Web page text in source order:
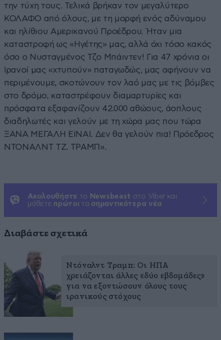
την τύχη τους. Τελικά βρήκαν τον μεγαλύτερο
ΚΟΛΑΦΟ από όλους, με τη μορφή ενός αδύναμου
και ηλίθιου Αμερικανού Προέδρου. Ήταν μια
καταστροφή ως «Ηγέτης» μας, αλλά όχι τόσο κακός
όσο ο Νυσταγμένος Τζο Μπάιντεν! Για 47 χρόνια οι
Ιρανοί μας «χτυπούν» παταγωδώς, μας αφήνουν να
περιμένουμε, σκοτώνουν τον λαό μας με τις βόμβες
στο δρόμο, καταστρέφουν διαμαρτυρίες και
πρόσφατα εξαφανίζουν 42.000 αθώους, άοπλους
διαδηλωτές και γελούν με τη χώρα μας που τώρα
ΞΑΝΑ ΜΕΓΑΛΗ ΕΙΝΑΙ. Δεν θα γελούν πια! Πρόεδρος
ΝΤΟΝΑΛΝΤ ΤΖ. ΤΡΑΜΠ».
Ακολουθήστε το Newsbeast στο Viber και
μάθετε πρώτοι τα σημαντικότερα νέα
Διαβάστε σχετικά
Ντόναλντ Τραμπ: Οι ΗΠΑ
χρειάζονται άλλες «δύο εβδομάδες»
για να εξοντώσουν όλους τους
ιρανικούς στόχους